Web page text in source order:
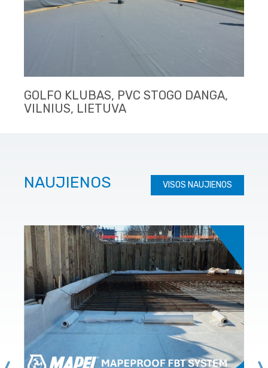
GOLFO KLUBAS, PVC STOGO DANGA,
VILNIUS, LIETUVA
NAUJIENOS VISOS NAUJIENOS